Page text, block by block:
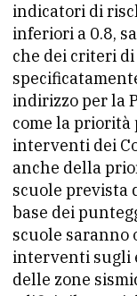
indicatori di
inferiori a 0.8,
che dei criteri
indirizzo per la
come la
interventi dei
anche della
scuole prevista
base dei
scuole
interventi sugli
delle zone